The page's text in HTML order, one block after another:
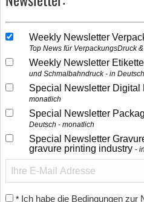
Weekly Newsletter
Top News für VerpackungsDruck
Weekly Newsletter
und Schmalbahndruck - in Deutsch
Special Newsletter Digital
monatlich
Special Newsletter
Deutsch - monatlich
Special Newsletter
gravure printing industry
* Ich habe die Bedingungen zur